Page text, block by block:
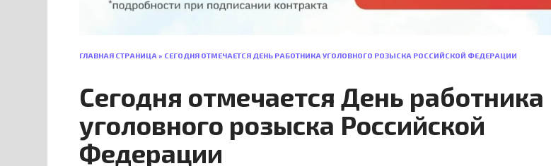
ГЛАВНАЯ СТРАНИЦА» СЕГОДНЯ ОТМЕЧАЕТСЯ ДЕНЬ РАБОТНИКА УГОЛОВНОГО РОЗЫСКА РОССИЙСКОЙ ФЕДЕРАЦИИ
Сегодня отмечается День работника
уголовного розыска Российской
Федерации